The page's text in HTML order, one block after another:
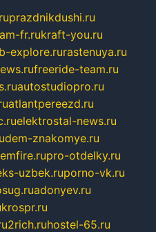
prazdnikdushi.ru
fr.rukraft-you.ru
explore.rurastenuya.ru
freeride-team.ru
autostudiopro.ru
atlantpereezd.ru
elektrostal-news.ru
znakomye.ru
emfire.rupro-otdelky.ru
uzbek.ruporno-vk.ru
adonyev.ru
krospr.ru
2rich.ruhostel-65.ru